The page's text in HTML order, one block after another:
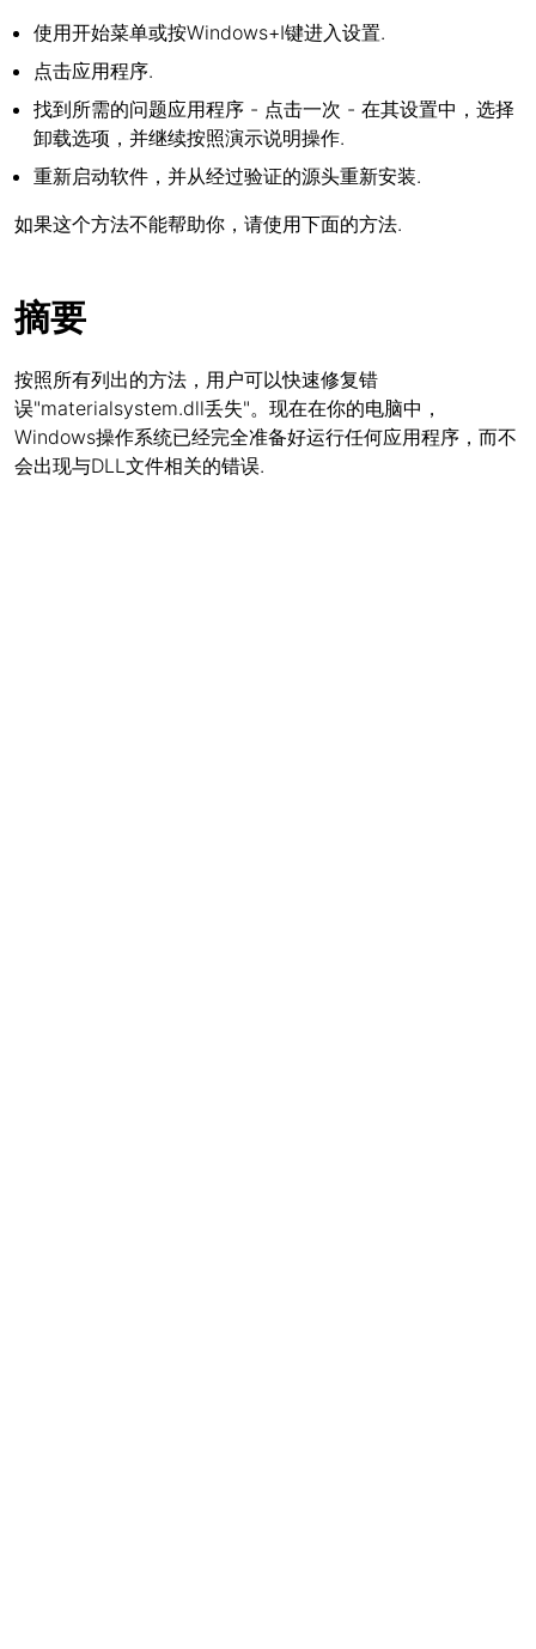
使用开始菜单或按Windows+I键进入设置.
点击应用程序.
找到所需的问题应用程序 - 点击一次 - 在其设置中，选择
卸载选项，并继续按照演示说明操作.
重新启动软件，并从经过验证的源头重新安装.
如果这个方法不能帮助你，请使用下面的方法.
摘要
按照所有列出的方法，用户可以快速修复错
误"materialsystem.dll丢失"。现在在你的电脑中，
Windows操作系统已经完全准备好运行任何应用程序，而不
会出现与DLL文件相关的错误.